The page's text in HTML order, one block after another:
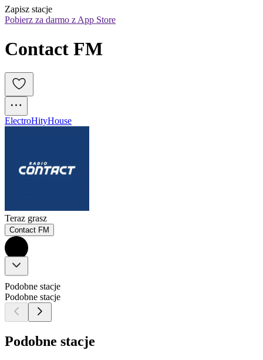
Zapisz stacje
Pobierz za darmo z App Store
Contact FM
ElectroHityHouse
Teraz grasz
Contact FM
Podobne stacje
Podobne stacje
Podobne stacje